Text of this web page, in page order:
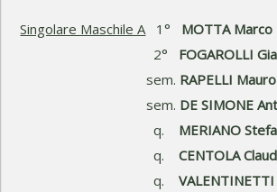
Singolare Maschile A1° MOTTA Marco
2°
FOGAROLLI
sem. RAPELLI Mauro
sem. DE SIMONE
q.
MERIANO
q.
CENTOLA
q.